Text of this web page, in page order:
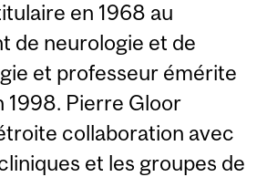
en 1968 au
de neurologie et de
et professeur émérite
1998. Pierre Gloor
collaboration avec
et les groupes de